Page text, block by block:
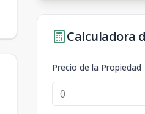
Calculadora
Precio de la Propiedad